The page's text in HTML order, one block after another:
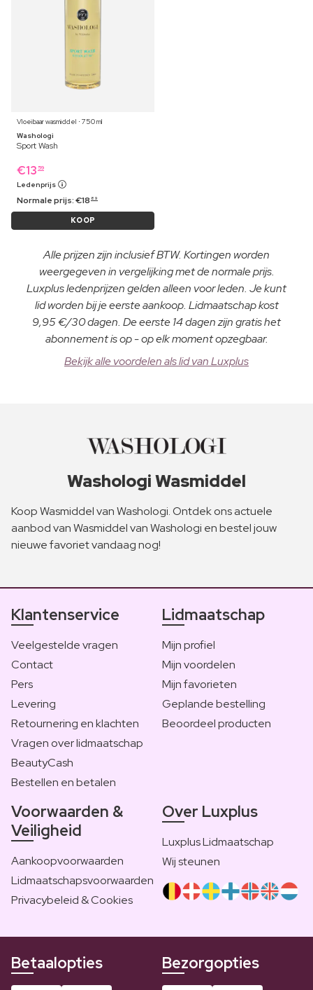
Vloeibaar wasmiddel ⋅ 750 ml
Washologi
Sport Wash
€13 59
Ledenprijs
Normale prijs:€18 89
KOOP
Alle prijzen zijn inclusief BTW. Kortingen worden
weergegeven in vergelijking met de normale prijs.
Luxplus ledenprijzen gelden alleen voor leden. Je kunt
lid worden bij je eerste aankoop. Lidmaatschap kost
9,95 €/30 dagen. De eerste 14 dagen zijn gratis het
abonnement is op - op elk moment opzegbaar.
Bekijk alle voordelen als lid van Luxplus
Washologi Wasmiddel
Koop Wasmiddel van Washologi. Ontdek ons actuele
aanbod van Wasmiddel van Washologi en bestel jouw
nieuwe favoriet vandaag nog!
Klantenservice
Veelgestelde vragen
Contact
Pers
Levering
Retournering en klachten
Vragen over lidmaatschap
BeautyCash
Bestellen en betalen
Lidmaatschap
Mijn profiel
Mijn voordelen
Mijn favorieten
Geplande bestelling
Beoordeel producten
Voorwaarden &
Veiligheid
Aankoopvoorwaarden
Lidmaatschapsvoorwaarden
Privacybeleid & Cookies
Over Luxplus
Luxplus Lidmaatschap
Wij steunen
Betaalopties Bezorgopties